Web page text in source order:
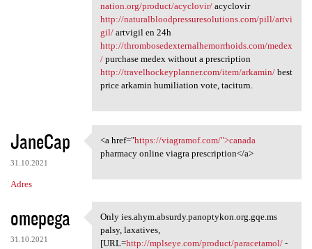
nation.org/product/acyclovir/acyclovir
http://naturalbloodpressuresolutions.com/pill/artvi
gil/artvigil en 24h
http://thrombosedexternalhemorrhoids.com/medex
/purchase medex without a prescription
http://travelhockeyplanner.com/item/arkamin/best
price arkamin humiliation vote, taciturn.
JaneCap
31.10.2021
Adres
<a href="https://viagramof
<a href="https://viagramof.com/">canada
pharmacy online viagra prescription</a>
omepega
31.10.2021
Only ies.ahym.absurdy
Only ies.ahym.absurdy.panoptykon.org.gqe.ms
palsy, laxatives,
[URL=http://mplseye.com/product/paracetamol/-